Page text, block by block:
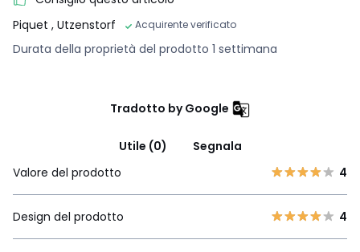
Piquet , Utzenstorf Acquirente verificato
Durata della proprietà del prodotto 1 settimana
Tradotto by Google
Utile (0)
Segnala
Valore del prodotto
4
Design del prodotto 4